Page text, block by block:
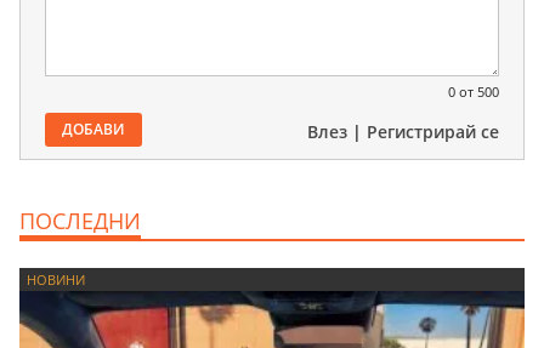
0 от 500
ДОБАВИ Влез | Регистрирай се
ПОСЛЕДНИ
НОВИНИ